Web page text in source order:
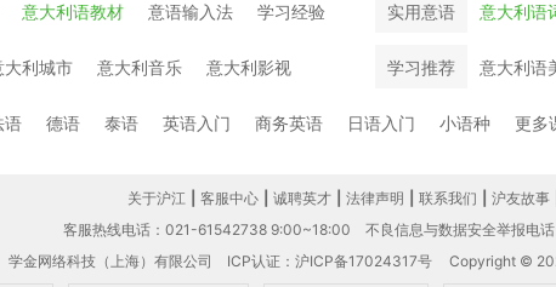
意大利语教材 意语输入法 学习经验 实用意语 意大利语
大利城市 意大利音乐 意大利影视 学习推荐 意大利语
语 德语 泰语 英语入门 商务英语 日语入门 小语种 更多
关于沪江 客服中心 诚聘英才 法律声明 联系我们 沪友故事
客服热线电话：021-61542738 9:00~18:00
不良信息与数据安全举报电
学金网络科技（上海）有限公司 ICP认证：沪ICP备17024317号 Copyright ©